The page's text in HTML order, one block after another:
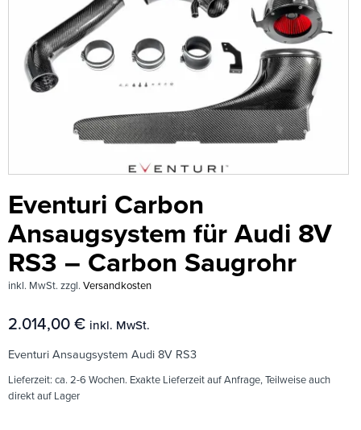
Eventuri Carbon
Ansaugsystem für Audi 8V
RS3 – Carbon Saugrohr
inkl. MwSt. zzgl. Versandkosten
2.014,00 € inkl. MwSt.
Eventuri Ansaugsystem Audi 8V RS3
Lieferzeit: ca. 2-6 Wochen. Exakte Lieferzeit auf Anfrage, Teilweise auch
direkt auf Lager